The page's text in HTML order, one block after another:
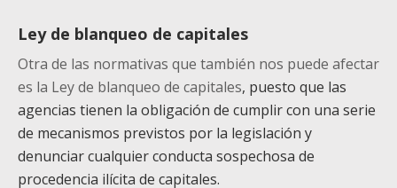
Ley de blanqueo de capitales
Otra de las normativas que también nos puede afectar
es la Ley de blanqueo de capitales, puesto que las
agencias tienen la obligación de cumplir con una serie
de mecanismos previstos por la legislación y
denunciar cualquier conducta sospechosa de
procedencia ilícita de capitales.